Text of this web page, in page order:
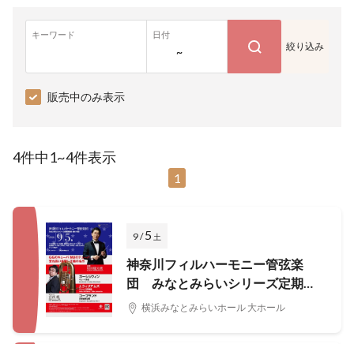
キーワード 日付
~ 絞り込み
販売中のみ表示
4件中1~4件表示
1
9 /5 土
神奈川フィルハーモニー管弦楽
団 みなとみらいシリーズ定期演
奏会第416回
横浜みなとみらいホール 大ホール